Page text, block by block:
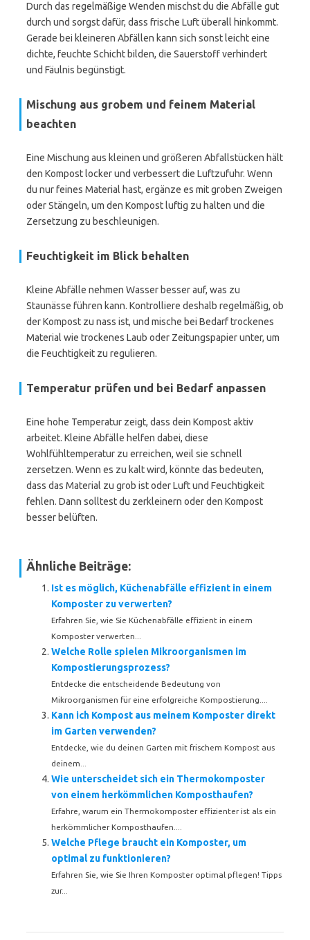
Durch das regelmäßige Wenden mischst du die Abfälle gut
durch und sorgst dafür, dass frische Luft überall hinkommt.
Gerade bei kleineren Abfällen kann sich sonst leicht eine
dichte, feuchte Schicht bilden, die Sauerstoff verhindert
und Fäulnis begünstigt.
Mischung aus grobem und feinem Material
beachten
Eine Mischung aus kleinen und größeren Abfallstücken hält
den Kompost locker und verbessert die Luftzufuhr. Wenn
du nur feines Material hast, ergänze es mit groben Zweigen
oder Stängeln, um den Kompost luftig zu halten und die
Zersetzung zu beschleunigen.
Feuchtigkeit im Blick behalten
Kleine Abfälle nehmen Wasser besser auf, was zu
Staunässe führen kann. Kontrolliere deshalb regelmäßig, ob
der Kompost zu nass ist, und mische bei Bedarf trockenes
Material wie trockenes Laub oder Zeitungspapier unter, um
die Feuchtigkeit zu regulieren.
Temperatur prüfen und bei Bedarf anpassen
Eine hohe Temperatur zeigt, dass dein Kompost aktiv
arbeitet. Kleine Abfälle helfen dabei, diese
Wohlfühltemperatur zu erreichen, weil sie schnell
zersetzen. Wenn es zu kalt wird, könnte das bedeuten,
dass das Material zu grob ist oder Luft und Feuchtigkeit
fehlen. Dann solltest du zerkleinern oder den Kompost
besser belüften.
Ähnliche Beiträge:
Ist es möglich, Küchenabfälle effizient in einem
Komposter zu verwerten?
Erfahren Sie, wie Sie Küchenabfälle effizient in einem
Komposter verwerten...
Welche Rolle spielen Mikroorganismen im
Kompostierungsprozess?
Entdecke die entscheidende Bedeutung von
Mikroorganismen für eine erfolgreiche Kompostierung....
Kann ich Kompost aus meinem Komposter direkt
im Garten verwenden?
Entdecke, wie du deinen Garten mit frischem Kompost aus
deinem...
Wie unterscheidet sich ein Thermokomposter
von einem herkömmlichen Komposthaufen?
Erfahre, warum ein Thermokomposter effizienter ist als ein
herkömmlicher Komposthaufen....
Welche Pflege braucht ein Komposter, um
optimal zu funktionieren?
Erfahren Sie, wie Sie Ihren Komposter optimal pflegen! Tipps
zur...